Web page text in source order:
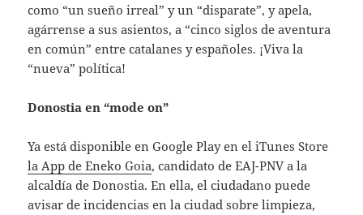
como “un sueño irreal” y un “disparate”, y apela,
agárrense a sus asientos, a “cinco siglos de aventura
en común” entre catalanes y españoles. ¡Viva la
“nueva” política!
Donostia en “mode on”
Ya está disponible en Google Play en el iTunes Store
la App de Eneko Goia, candidato de EAJ-PNV a la
alcaldía de Donostia. En ella, el ciudadano puede
avisar de incidencias en la ciudad sobre limpieza,